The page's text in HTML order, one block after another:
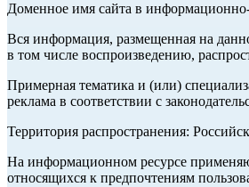
Доменное имя сайта в
Вся информация, размещенная на
в том числе воспроизведению,
Примерная тематика и (или)
реклама в соответствии с
Территория распространения:
На информационном ресурсе
относящихся к предпочтениям